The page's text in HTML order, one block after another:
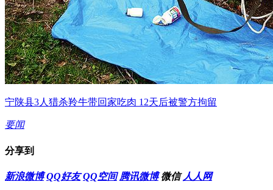
宁陕县3人猎杀羚牛带回家吃肉 12天后被警方拘留
要闻
分享到
新浪微博 QQ好友 QQ空间 腾讯微博 微信 人人网